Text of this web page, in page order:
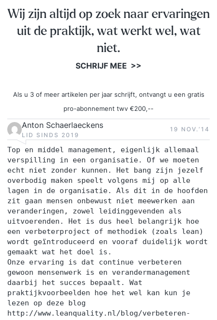
Wij zijn altijd op zoek naar ervaringen
uit de praktijk, wat werkt wel, wat
niet.
SCHRIJF MEE >>
Als u 3 of meer artikelen per jaar schrijft, ontvangt u een gratis
pro-abonnement twv €200,--
Anton Schaerlaeckens
LID SINDS 2019
19 NOV.‘14
Top en middel management, eigenlijk allemaal
verspilling in een organisatie. Of we moeten
echt niet zonder kunnen. Het bang zijn jezelf
overbodig maken speelt volgens mij op alle
lagen in de organisatie. Als dit in de hoofden
zit gaan mensen onbewust niet meewerken aan
veranderingen, zowel leidinggevenden als
uitvoerenden. Het is dus heel belangrijk hoe
een verbeterproject of methodiek (zoals lean)
wordt geïntroduceerd en vooraf duidelijk wordt
gemaakt wat het doel is.
Onze ervaring is dat continue verbeteren
gewoon mensenwerk is en verandermanagement
daarbij het succes bepaalt. Wat
praktijkvoorbeelden hoe het wel kan kun je
lezen op deze blog
http://www.leanquality.nl/blog/verbeteren-